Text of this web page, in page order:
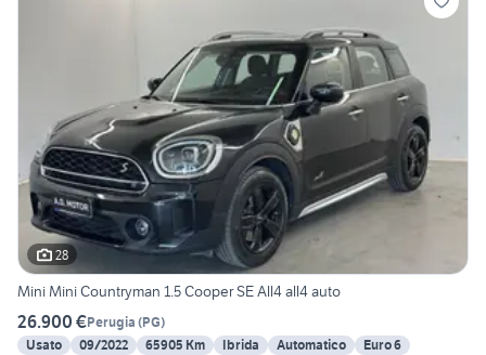
28
Mini Mini Countryman 1.5 Cooper SE All4 all4 auto
26.900 €Perugia (PG)
Usato
09/2022 65905 Km Ibrida Automatico
Euro 6